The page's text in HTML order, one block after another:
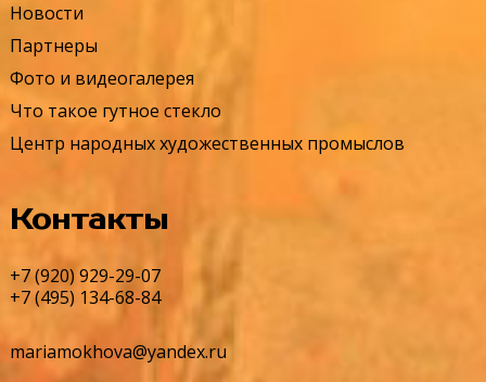
Новости
Партнеры
Фото и видеогалерея
Что такое гутное стекло
Центр народных художественных промыслов
Контакты
+7 (920) 929-29-07
+7 (495) 134-68-84
mariamokhova@yandex.ru